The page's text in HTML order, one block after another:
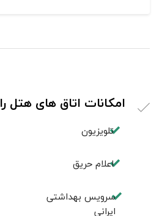
امکانات اتاق های هتل
تلویزیون
اعلام حریق
سرویس بهداشتی
ایرانی